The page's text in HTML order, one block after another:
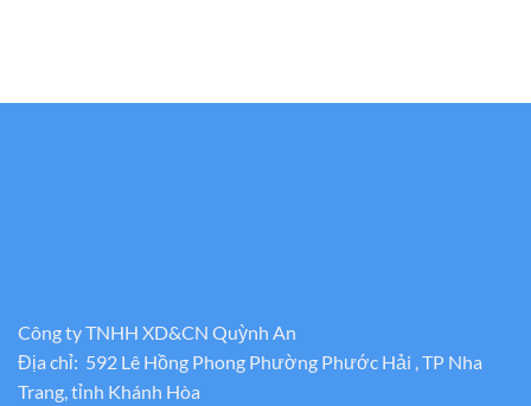
Công ty TNHH XD&CN Quỳnh An
Địa chỉ: 592 Lê Hồng Phong Phường Phước Hải , TP Nha
Trang, tỉnh Khánh Hòa